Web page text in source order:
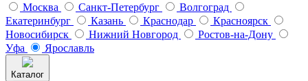
Москва Санкт-Петербург
Волгоград
Екатеринбург
Казань Краснодар
Красноярск
Новосибирск
Нижний Новгород
Ростов-на-Дону
Уфа
Ярославль
Каталог